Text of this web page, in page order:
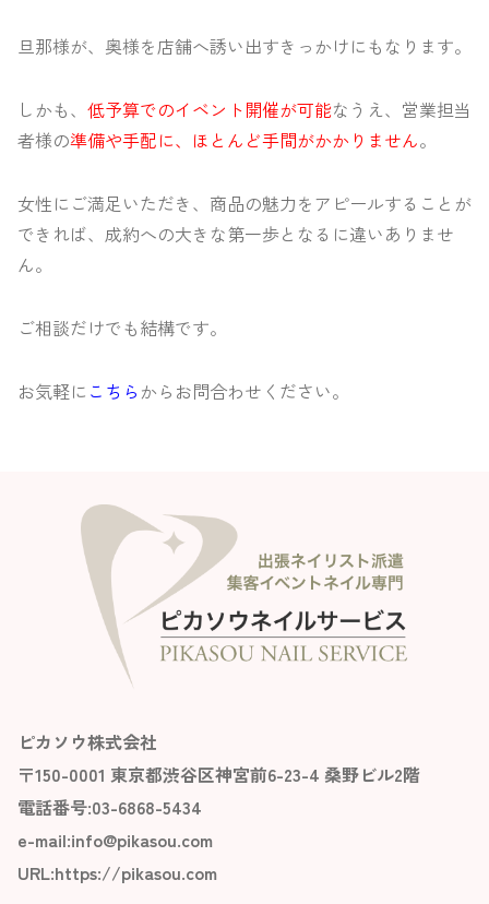
旦那様が、奥様を店舗へ誘い出すきっかけにもなります。
しかも、 低予算でのイベント開催が可能なうえ、営業担当
者様の準備や手配に、ほとんど手間がかかりません。
女性にご満足いただき、商品の魅力をアピールすることが
できれば、成約への大きな第一歩となるに違いありませ
ん。
ご相談だけでも結構です。
お気軽に こちら からお問合わせください。
ピカソウ株式会社
〒150-0001 東京都渋谷区神宮前6-23-4 桑野ビル2階
電話番号:03-6868-5434
e-mail:info@pikasou.com
URL:https://pikasou.com